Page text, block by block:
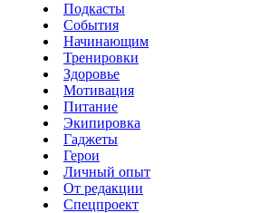
Подкасты
События
Начинающим
Тренировки
Здоровье
Мотивация
Питание
Экипировка
Гаджеты
Герои
Личный опыт
От редакции
Спецпроект